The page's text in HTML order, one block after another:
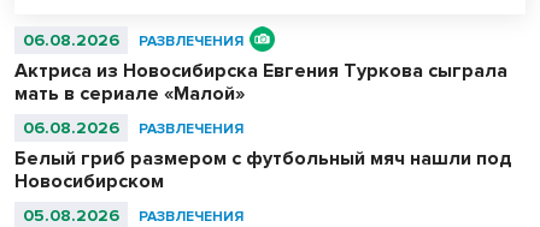
06.08.2026 РАЗВЛЕЧЕНИЯ
Актриса из Новосибирска Евгения Туркова сыграла
мать в сериале «Малой»
06.08.2026 РАЗВЛЕЧЕНИЯ
Белый гриб размером с футбольный мяч нашли под
Новосибирском
05.08.2026 РАЗВЛЕЧЕНИЯ